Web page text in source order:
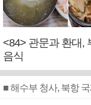
<84> 관문과 환대,
음식
■ 해수부 청사, 북항